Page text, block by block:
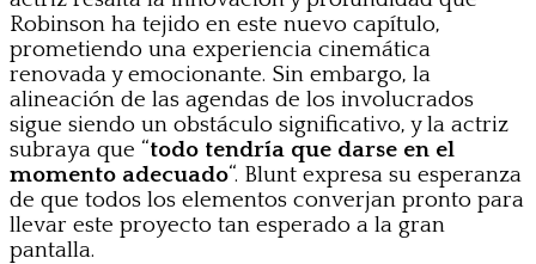
Robinson ha tejido en este nuevo capítulo,
prometiendo una experiencia cinemática
renovada y emocionante. Sin embargo, la
alineación de las agendas de los involucrados
sigue siendo un obstáculo significativo, y la actriz
subraya que “todo tendría que darse en el
momento adecuado“. Blunt expresa su esperanza
de que todos los elementos converjan pronto para
llevar este proyecto tan esperado a la gran
pantalla.